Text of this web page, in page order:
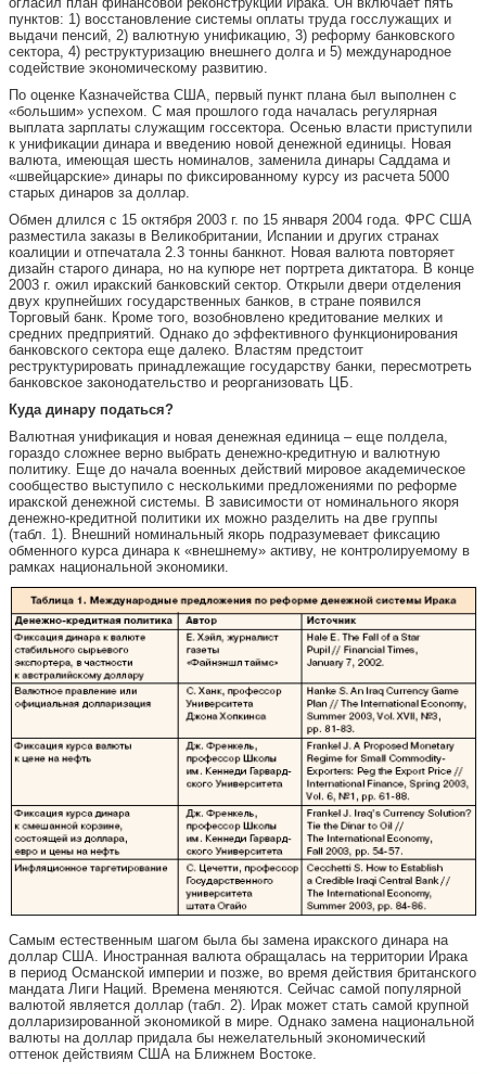
пунктов: 1) восстановление системы оплаты труда госслужащих и
выдачи пенсий, 2) валютную унификацию, 3) реформу банковского
сектора, 4) реструктуризацию внешнего долга и 5) международное
содействие экономическому развитию.
По оценке Казначейства США, первый пункт плана был выполнен с
«большим» успехом. С мая прошлого года началась регулярная
выплата зарплаты служащим госсектора. Осенью власти приступили
к унификации динара и введению новой денежной единицы. Новая
валюта, имеющая шесть номиналов, заменила динары Саддама и
«швейцарские» динары по фиксированному курсу из расчета 5000
старых динаров за доллар.
Обмен длился с 15 октября 2003 г. по 15 января 2004 года. ФРС США
разместила заказы в Великобритании, Испании и других странах
коалиции и отпечатала 2.3 тонны банкнот. Новая валюта повторяет
дизайн старого динара, но на купюре нет портрета диктатора. В конце
2003 г. ожил иракский банковский сектор. Открыли двери отделения
двух крупнейших государственных банков, в стране появился
Торговый банк. Кроме того, возобновлено кредитование мелких и
средних предприятий. Однако до эффективного функционирования
банковского сектора еще далеко. Властям предстоит
реструктурировать принадлежащие государству банки, пересмотреть
банковское законодательство и реорганизовать ЦБ.
Куда динару податься?
Валютная унификация и новая денежная единица – еще полдела,
гораздо сложнее верно выбрать денежно-кредитную и валютную
политику. Еще до начала военных действий мировое академическое
сообщество выступило с несколькими предложениями по реформе
иракской денежной системы. В зависимости от номинального якоря
денежно-кредитной политики их можно разделить на две группы
(табл. 1). Внешний номинальный якорь подразумевает фиксацию
обменного курса динара к «внешнему» активу, не контролируемому в
рамках национальной экономики.
Самым естественным шагом была бы замена иракского динара на
доллар США. Иностранная валюта обращалась на территории Ирака
в период Османской империи и позже, во время действия британского
мандата Лиги Наций. Времена меняются. Сейчас самой популярной
валютой является доллар (табл. 2). Ирак может стать самой крупной
долларизированной экономикой в мире. Однако замена национальной
валюты на доллар придала бы нежелательный экономический
оттенок действиям США на Ближнем Востоке.